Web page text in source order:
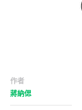
作者
蔣納偲